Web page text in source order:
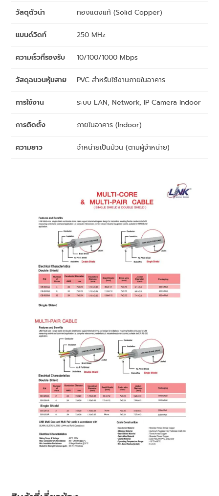
วัสดุตัวนำ ทองแดงแท้ (Solid Copper)
แบนด์วิดท์ 250 MHz
ความเร็วที่รองรับ 10/100/1000 Mbps
วัสดุฉนวนหุ้มสาย PVC สำหรับใช้งานภายในอาคาร
การใช้งาน ระบบ LAN, Network, IP Camera Indoor
การติดตั้ง ภายในอาคาร (Indoor)
ความยาว จำหน่ายเป็นม้วน (ตามผู้จำหน่าย)